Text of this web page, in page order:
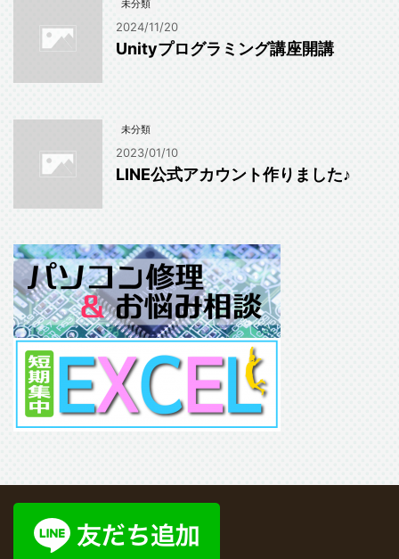
未分類
2024/11/20
Unityプログラミング講座開講
未分類
2023/01/10
LINE公式アカウント作りました♪